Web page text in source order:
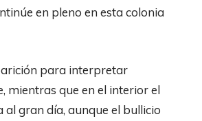
en pleno en esta colonia
para interpretar
mientras que en el interior el
al gran día, aunque el bullicio